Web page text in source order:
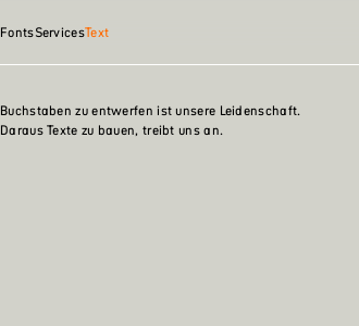
FontsServicesText
Buchstaben zu entwerfen ist unsere Leidenschaft.
Daraus Texte zu bauen, treibt uns an.